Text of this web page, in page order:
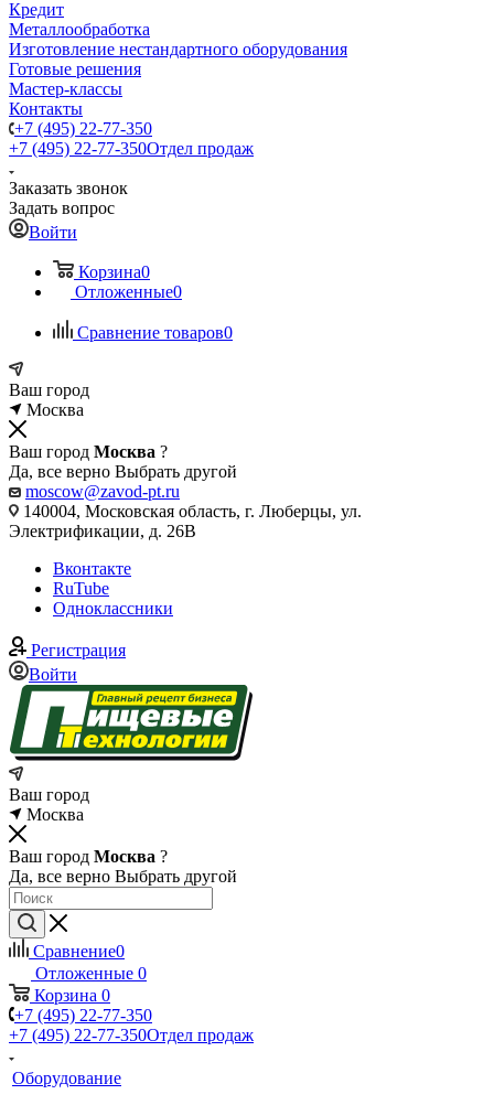
Кредит
Металлообработка
Изготовление нестандартного оборудования
Готовые решения
Мастер-классы
Контакты
+7 (495) 22-77-350
+7 (495) 22-77-350Отдел продаж
Заказать звонок
Задать вопрос
Войти
Корзина0
Отложенные0
Сравнение товаров0
Ваш город
Москва
Ваш город Москва ?
Да, все верно Выбрать другой
moscow@zavod-pt.ru
140004, Московская область, г. Люберцы, ул.
Электрификации, д. 26В
Вконтакте
RuTube
Одноклассники
Регистрация
Войти
Ваш город
Москва
Ваш город Москва ?
Да, все верно Выбрать другой
Сравнение0
Отложенные 0
Корзина 0
+7 (495) 22-77-350
+7 (495) 22-77-350Отдел продаж
Оборудование